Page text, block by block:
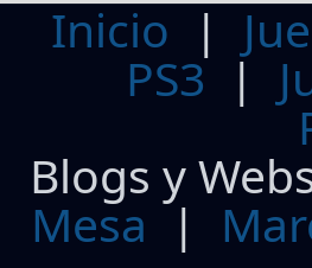
Inicio |
PS3|
Blogs y
Mesa |